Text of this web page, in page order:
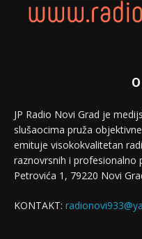
JP Radio Novi Grad je
slušaocima pruža
emituje visokokvalitetan
raznovrsnih i profesionalno
Petrovića 1, 79220 Novi
KONTAKT: